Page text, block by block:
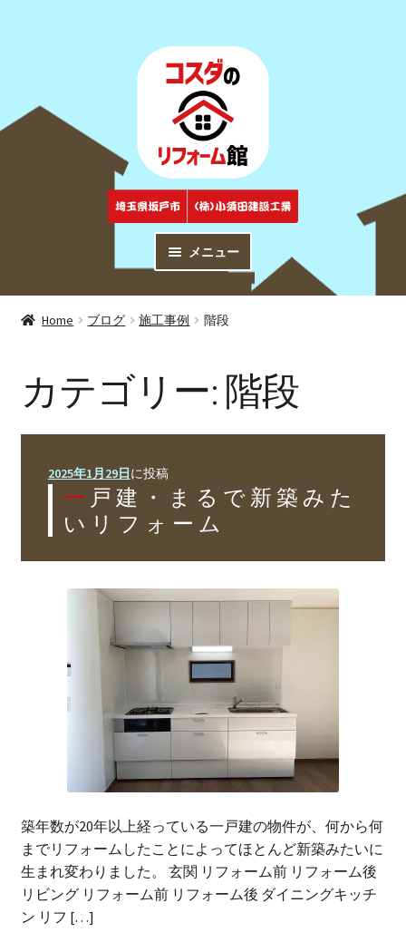
ー
プ
ン
メニュー
トップページ
Top
Products
リフォームの進め方
Flow
Company
施工事例
お問い合わせ
Inquiry
Home ブログ 施工事例 階段
カテゴリー: 階段
2025年1月29日に投稿
一戸建・まるで新築みた
いリフォーム
築年数が20年以上経っている一戸建の物件が、何から何
までリフォームしたことによってほとんど新築みたいに
生まれ変わりました。 玄関 リフォーム前 リフォーム後
リビング リフォーム前 リフォーム後 ダイニングキッチ
ン リフ […]